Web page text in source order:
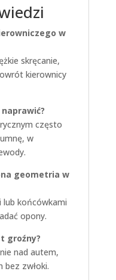
w
skręcanie,
kierownicy
często
w
geometria w
lub końcówkami
opony.
groźny?
nad autem,
zwłoki.